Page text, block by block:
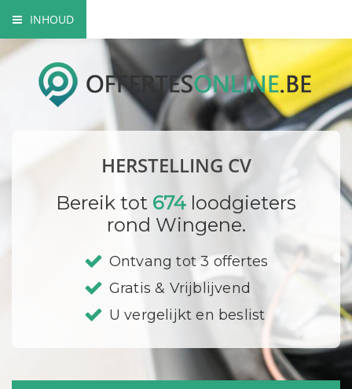
INHOUD
Waarom beroep doen op een professional?
Mogelijke herstellingen aan je CV
Bedrijf registrerenHERSTELLING CV
Bereik tot 674 loodgieters
rond Wingene.
Ontvang tot 3 offertes
Gratis & Vrijblijvend
U vergelijkt en beslist